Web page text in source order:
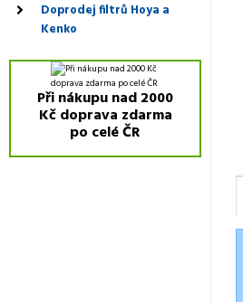
Doprodej filtrů Hoya a
Kenko
Při nákupu nad 2000
Kč doprava zdarma
po celé ČR